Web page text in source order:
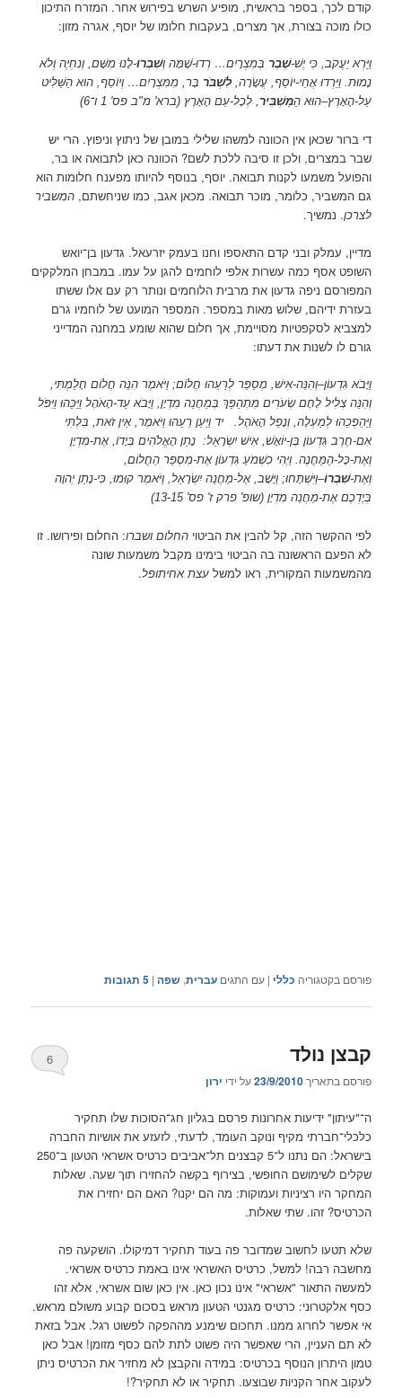
קודם לכך, בספר בראשית, מופיע השרש בפירוש אחר. המזרח התיכון
כולו מוכה בצורת, אך מצרים, בעקבות חלומו של יוסף, אגרה מזון:
וַיַּרְא יַעֲקֹב, כִּי יֶשׁ-שֶׁבֶר בְּמִצְרָיִם… רְדוּ-שָׁמָּה וְשִׁבְרוּ-לָנוּ מִשָּׁם, וְנִחְיֶה וְלֹא
נָמוּת. וַיֵּרְדוּ אֲחֵי-יוֹסֵף, עֲשָׂרָה,לִשְׁבֹּר בָּר, מִמִּצְרָיִם… וְיוֹסֵף, הוּא הַשַּׁלִּיט
עַל-הָאָרֶץ–הוּא הַמַּשְׁבִּיר , לְכָל-עַם הָאָרֶץ (ברא' מ"ב פס' 1 ו־6)
די ברור שכאן אין הכוונה למשהו שלילי במובן של ניתוץ וניפוץ. הרי יש
שבר במצרים, ולכן זו סיבה ללכת לשם? הכוונה כאן לתבואה או בר,
והפועל משמעו לקנות תבואה. יוסף, בנוסף להיותו מפענח חלומות הוא
גם המשביר, כלומר, מוכר תבואה. מכאן אגב, כמו שניחשתם,המשביר
לצרכן. נמשיך.
מדיין, עמלק ובני קדם התאספו וחנו בעמק יזרעאל. גדעון בן־יואש
השופט אסף כמה עשרות אלפי לוחמים להגן על עמו. במבחן המלקקים
המפורסם ניפה גדעון את מרבית הלוחמים ונותר רק עם אלו ששתו
בעזרת ידיהם, שלוש מאות במספר. המספר המועט של לוחמיו גרם
למצביא לסקפטיות מסויימת, אך חלום שהוא שומע במחנה המדייני
גורם לו לשנות את דעתו:
וַיָּבֹא גִדְעוֹן–וְהִנֵּה-אִישׁ, מְסַפֵּר לְרֵעֵהוּ חֲלוֹם; וַיֹּאמֶר הִנֵּה חֲלוֹם חָלַמְתִּי,
וְהִנֵּה צְלִיל לֶחֶם שְׂעֹרִים מִתְהַפֵּךְ בְּמַחֲנֵה מִדְיָן, וַיָּבֹא עַד-הָאֹהֶל וַיַּכֵּהוּ וַיִּפֹּל
וַיַּהַפְכֵהוּ לְמַעְלָה, וְנָפַל הָאֹהֶל. יד וַיַּעַן רֵעֵהוּ וַיֹּאמֶר, אֵין זֹאת, בִּלְתִּי
אִם-חֶרֶב גִּדְעוֹן בֶּן-יוֹאָשׁ, אִישׁ יִשְׂרָאֵל: נָתַן הָאֱלֹהִים בְּיָדוֹ, אֶת-מִדְיָן
וְאֶת-כָּל-הַמַּחֲנֶה. וַיְהִי כִשְׁמֹעַ גִּדְעוֹן אֶת-מִסְפַּר הַחֲלוֹם,
וְאֶת-שִׁבְרוֹ–וַיִּשְׁתָּחוּ; וַיָּשָׁב, אֶל-מַחֲנֵה יִשְׂרָאֵל, וַיֹּאמֶר קוּמוּ, כִּי-נָתַן יְהוָה
בְּיֶדְכֶם אֶת-מַחֲנֵה מִדְיָן (שופ' פרק ז' פס' 13-15)
לפי ההקשר הזה, קל להבין את הביטויהחלום ושברו: החלום ופירושו. זו
לא הפעם הראשונה בה הביטוי בימינו מקבל משמעות שונה
מהמשמעות המקורית, ראו למשלעצת אחיתופל.
פורסם בקטגוריה כללי |עם התגים עברית,שפה |
5 תגובות
קבצן נולד
פורסם בתאריך23/9/2010על ידי ירון
6
ה־"עיתון" ידיעות אחרונות פרסם בגליון חג־הסוכות שלו תחקיר
כלכלי־חברתי מקיף ונוקב העומד, לדעתי, לזעזע את אושיות החברה
בישראל: הם נתנו ל־5 קבצנים תל־אביבים כרטיס אשראי הטעון ב־250
שקלים לשימושם החופשי, בצירוף בקשה להחזירו תוך שעה. שאלות
המחקר היו רציניות ועמוקות: מה הם יקנו? האם הם יחזירו את
הכרטיס? זהו. שתי שאלות.
שלא תטעו לחשוב שמדובר פה בעוד תחקיר דמיקולו. הושקעה פה
מחשבה רבה! למשל, כרטיס האשראי אינו באמת כרטיס אשראי.
למעשה התאור "אשראי" אינו נכון כאן. אין כאן שום אשראי, אלא זהו
כסף אלקטרוני: כרטיס מגנטי הטעון מראש בסכום קבוע משולם מראש.
אי אפשר לחרוג ממנו. תחכום שימנע מההפקה לפשוט רגל. אבל בזאת
לא תם העניין, הרי שאפשר היה פשוט לתת להם כסף מזומן! אבל כאן
טמון היתרון הנוסף בכרטיס: במידה והקבצן לא מחזיר את הכרטיס ניתן
לעקוב אחר הקניות שבוצעו. תחקיר או לא תחקיר?!